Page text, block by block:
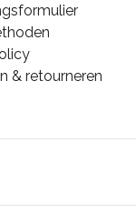
& retourneren